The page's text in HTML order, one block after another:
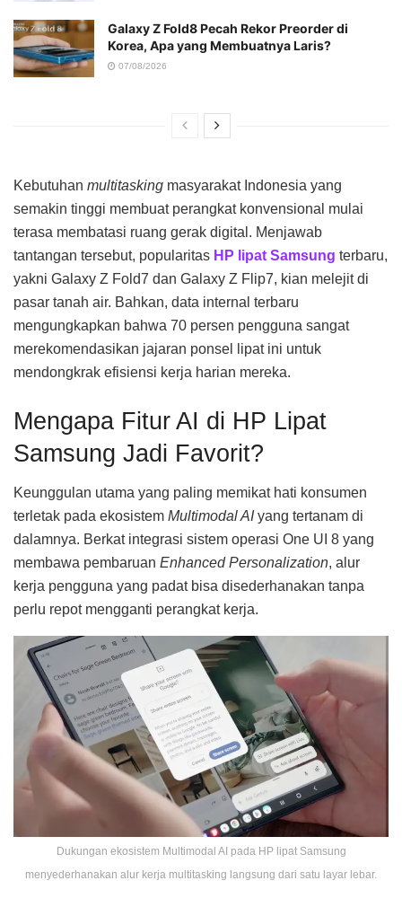
Galaxy Z Fold8 Pecah Rekor Preorder di
Korea, Apa yang Membuatnya Laris?
07/08/2026
Kebutuhan multitasking masyarakat Indonesia yang
semakin tinggi membuat perangkat konvensional mulai
terasa membatasi ruang gerak digital. Menjawab
tantangan tersebut, popularitas HP lipat Samsung terbaru,
yakni Galaxy Z Fold7 dan Galaxy Z Flip7, kian melejit di
pasar tanah air. Bahkan, data internal terbaru
mengungkapkan bahwa 70 persen pengguna sangat
merekomendasikan jajaran ponsel lipat ini untuk
mendongkrak efisiensi kerja harian mereka.
Mengapa Fitur AI di HP Lipat
Samsung Jadi Favorit?
Keunggulan utama yang paling memikat hati konsumen
terletak pada ekosistem Multimodal AIyang tertanam di
dalamnya. Berkat integrasi sistem operasi One UI 8 yang
membawa pembaruan Enhanced Personalization, alur
kerja pengguna yang padat bisa disederhanakan tanpa
perlu repot mengganti perangkat kerja.
Dukungan ekosistem Multimodal AI pada HP lipat Samsung
menyederhanakan alur kerja multitasking langsung dari satu layar lebar.